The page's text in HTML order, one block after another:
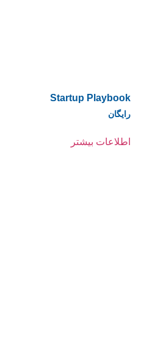
Startup Playbook
رایگان
اطلاعات بیشتر